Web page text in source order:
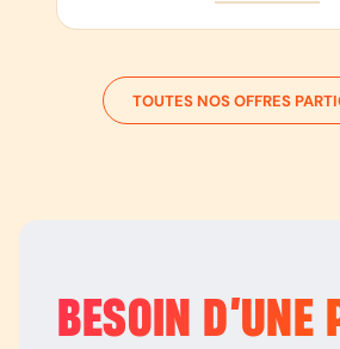
TOUTES NOS OFFRES
BESOIN D’UNE